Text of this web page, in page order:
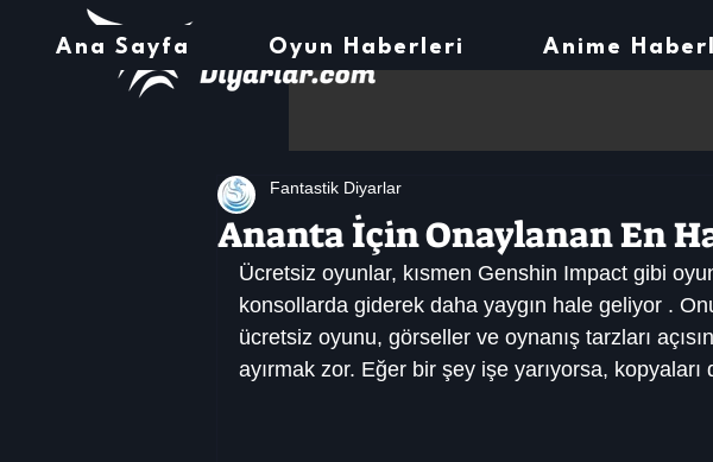
Ana Sayfa Oyun Haberleri Anime
Ananta İçin Onaylanan En
Fantastik Diyarlar
Ücretsiz oyunlar, kısmen Genshin Impact gibi
konsollarda giderek daha yaygın hale geliyor .
ücretsiz oyunu, görseller ve oynanış tarzları
ayırmak zor. Eğer bir şey işe yarıyorsa, kopyaları